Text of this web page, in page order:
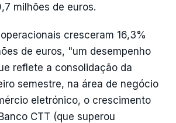
milhões de euros.
cresceram 16,3%
de euros, "um desempenho
reflete a consolidação da
semestre, na área de negócio
eletrónico, o crescimento
CTT (que superou